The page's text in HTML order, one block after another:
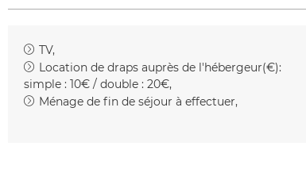
TV
Location de draps auprès de l'hébergeur(€):
simple : 10€ / double : 20€
Ménage de fin de séjour à effectuer